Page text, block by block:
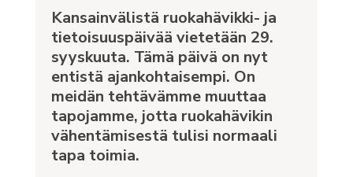
Kansainvälistä ruokahävikki- ja
tietoisuuspäivää vietetään 29.
syyskuuta. Tämä päivä on nyt
entistä ajankohtaisempi. On
meidän tehtävämme muuttaa
tapojamme, jotta ruokahävikin
vähentämisestä tulisi normaali
tapa toimia.